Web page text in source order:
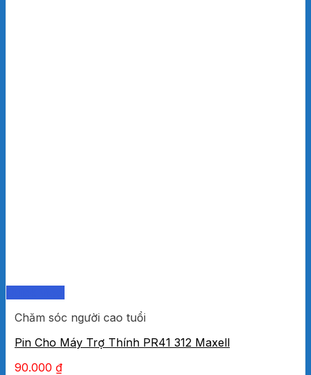
Chăm sóc người cao tuổi
Pin Cho Máy Trợ Thính PR41 312 Maxell
90.000 ₫